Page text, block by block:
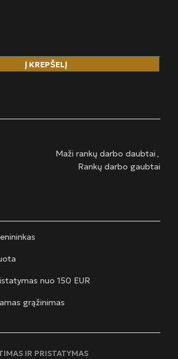
Į KREPŠELĮ
Maži rankų darbo daubtai
Rankų darbo gaubtai
nuo 150 EUR
grąžinimas
IR PRISTATYMAS